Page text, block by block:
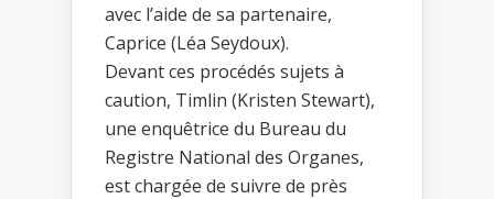
avec l’aide de sa partenaire,
Caprice (Léa Seydoux).
Devant ces procédés sujets à
caution, Timlin (Kristen Stewart),
une enquêtrice du Bureau du
Registre National des Organes,
est chargée de suivre de près